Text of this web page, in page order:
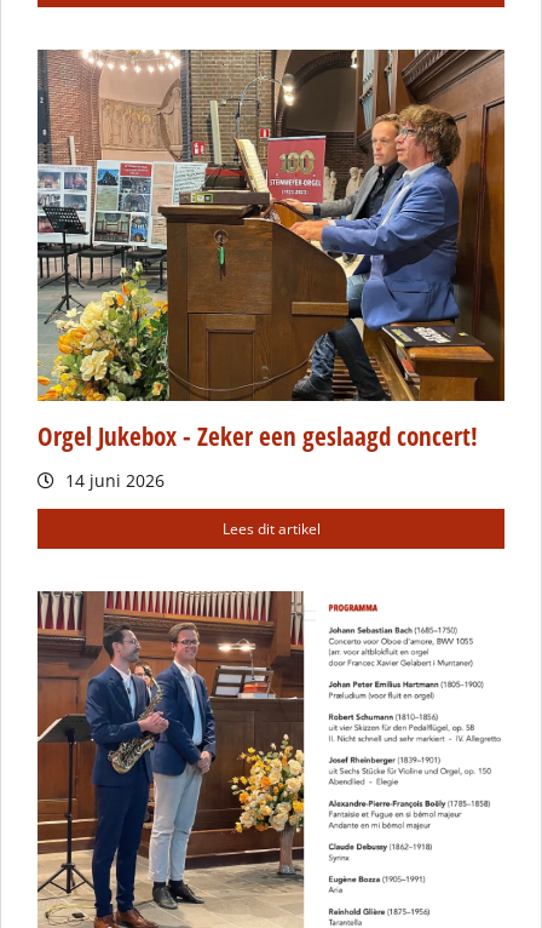
Orgel Jukebox - Zeker een geslaagd concert!
14 juni 2026
Lees dit artikel